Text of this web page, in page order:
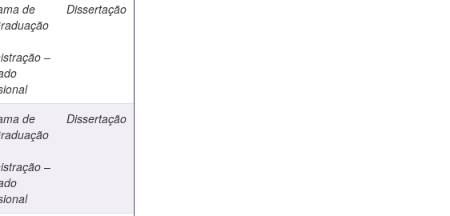
de
–
Dissertação
de
–
Dissertação